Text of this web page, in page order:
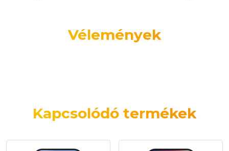
Vélemények
Kapcsolódó termékek